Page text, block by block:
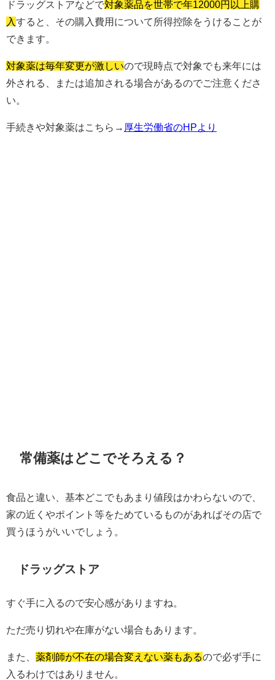
ドラッグストアなどで対象薬品を世帯で年12000円以上購
入 すると、その購入費用について所得控除をうけることが
できます。
対象薬は毎年変更が激しいので現時点で対象でも来年には
外される、または追加される場合があるのでご注意くださ
い。
手続きや対象薬はこちら→ 厚生労働省のHPより
常備薬はどこでそろえる？
食品と違い、基本どこでもあまり値段はかわらないので、
家の近くやポイント等をためているものがあればその店で
買うほうがいいでしょう。
ドラッグストア
すぐ手に入るので安心感がありますね。
ただ売り切れや在庫がない場合もあります。
また、 薬剤師が不在の場合変えない薬もあるので必ず手に
入るわけではありません。